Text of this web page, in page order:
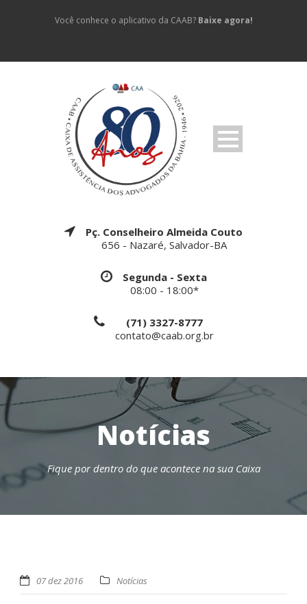
Você conhece o aplicativo da CAAB? Baixe agora!
Pç. Conselheiro Almeida Couto
656 - Nazaré, Salvador-BA
Segunda - Sexta
08:00 - 18:00*
(71) 3327-8777
contato@caab.org.br
Notícias
Fique por dentro do que acontece na sua Caixa
07 dez 2016 Notícias